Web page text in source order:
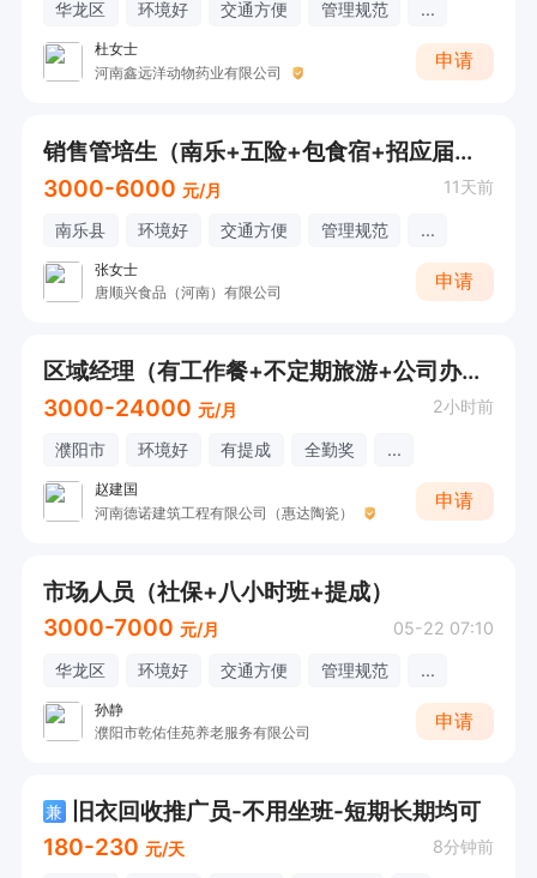
华龙区 环境好 交通方便 管理规范 ...
杜女士
河南鑫远洋动物药业有限公司
申请
销售管培生（南乐+五险+包食宿+招应届生+技术培训+晋升）
3000-6000 元/月 11天前
南乐县 环境好 交通方便 管理规范 ...
张女士
唐顺兴食品（河南）有限公司
申请
区域经理（有工作餐+不定期旅游+公司办公环境好+十几年老店口碑好产品硬）
3000-24000 元/月 2小时前
濮阳市 环境好 有提成 全勤奖 ...
赵建国
河南德诺建筑工程有限公司（惠达陶瓷）
申请
市场人员（社保+八小时班+提成）
3000-7000 元/月 05-22 07:10
华龙区 环境好 交通方便 管理规范 ...
孙静
濮阳市乾佑佳苑养老服务有限公司
申请
兼
旧衣回收推广员-不用坐班-短期长期均可
180-230 元/天 8分钟前